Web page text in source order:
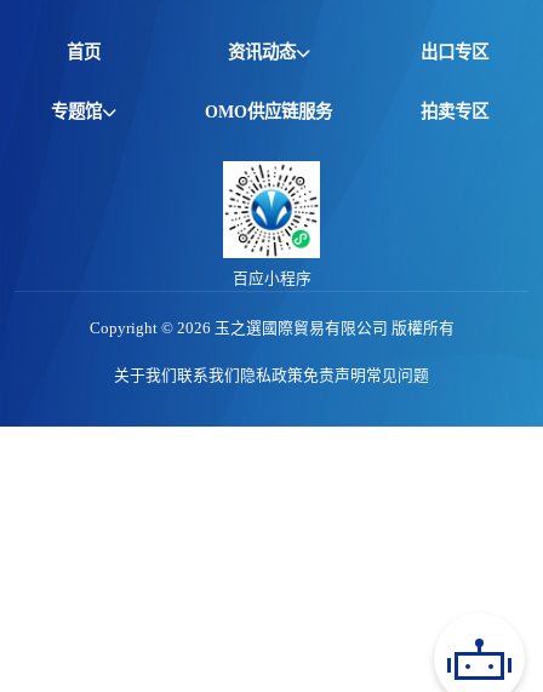
首页 资讯动态
全球资讯
价格行情
专题报告
出口专区
专题馆 OMO供应链服务 拍卖专区
百应小程序
Copyright © 2026 玉之選國際貿易有限公司 版權所有
关于我们 联系我们 隐私政策免责声明 常见问题